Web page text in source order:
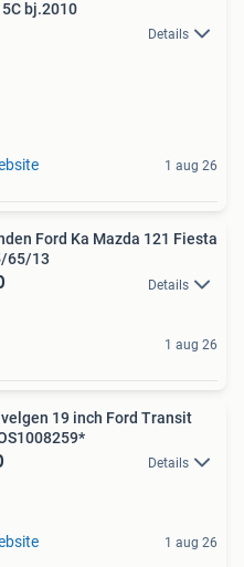
bj.2010
Details
1 aug 26
Ford Ka Mazda 121 Fiesta
65/13
Details
1 aug 26
19 inch Ford Transit
Details
1 aug 26